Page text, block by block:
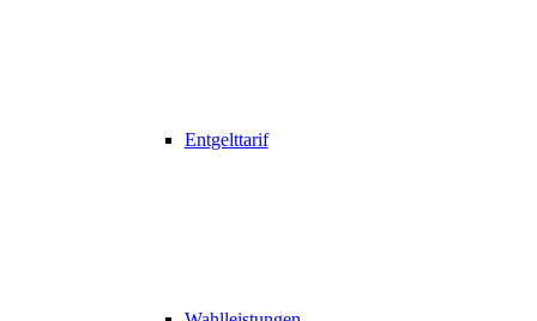
Entgelttarif